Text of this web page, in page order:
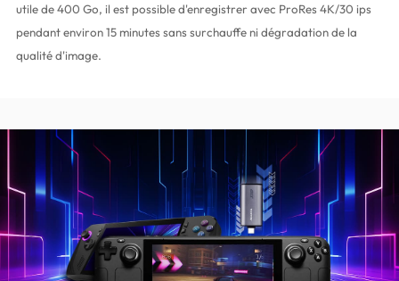
utile de 400 Go, il est possible d'enregistrer avec ProRes 4K/30 ips
pendant environ 15 minutes sans surchauffe ni dégradation de la
qualité d'image.